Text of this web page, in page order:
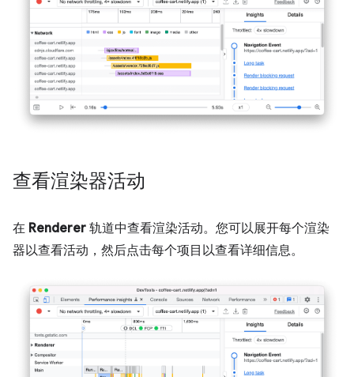
查看渲染器活动
在 Renderer 轨道中查看渲染活动。您可以展开每个渲染
器以查看活动，然后点击每个项目以查看详细信息。